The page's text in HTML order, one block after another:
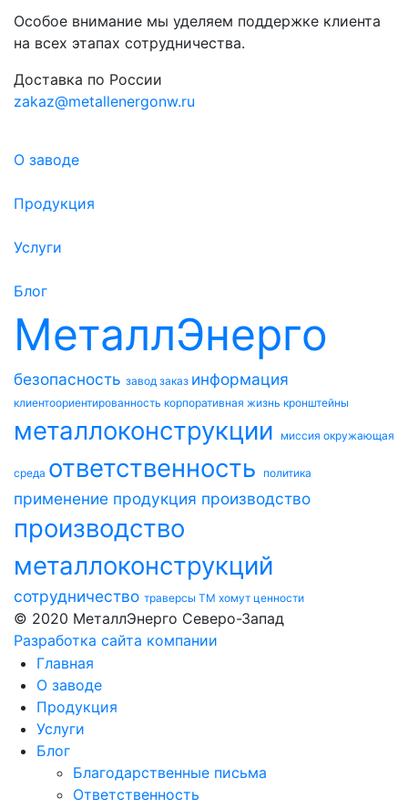
Особое внимание мы уделяем поддержке клиента
на всех этапах сотрудничества.
Доставка по России
zakaz@metallenergonw.ru
О заводе
Продукция
Услуги
Блог
МеталлЭнерго
безопасность завод заказ информация
клиентоориентированность корпоративная жизнь кронштейны
металлоконструкции миссия окружающая
среда ответственность политика
применение продукция производство
производство
металлоконструкций
сотрудничество траверсы ТМ хомут ценности
© 2020 МеталлЭнерго Северо-Запад
Разработка сайта компании
Главная
О заводе
Продукция
Услуги
Блог
Благодарственные письма
Ответственность